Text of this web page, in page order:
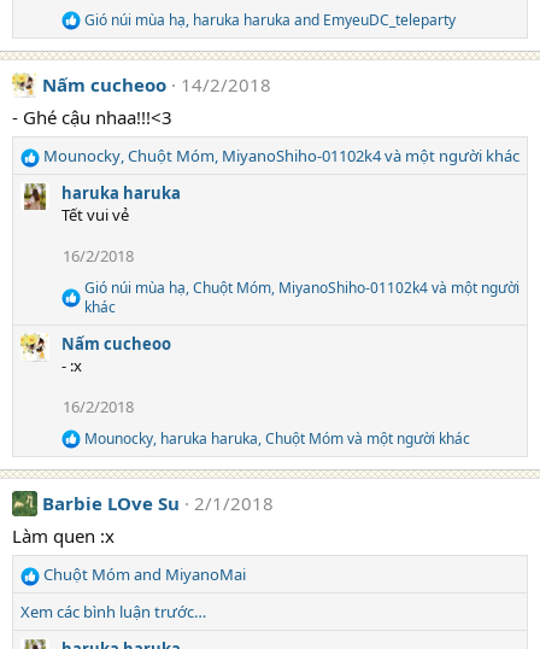
o
n
s
R
e
a
c
i
n
s
:
Gió núi mùa hạ, haruka haruka and EmyeuDC_teleparty
Nấm cucheoo
14/2/2018
- Ghé cậu nhaa!!!<3
R
e
a
s
:
Mounocky,Chuột Móm, MiyanoShiho-01102k4và một người khác
haruka haruka
Tết vui vẻ
16/2/2018
R
a
c
n
s
:
Gió núi mùa hạ,Chuột Móm, MiyanoShiho-01102k4và một người
khác
Nấm cucheoo
- :x
16/2/2018
R
e
a
c
i
n
:
Mounocky, haruka haruka,Chuột Mómvà một người khác
Barbie LOve Su
2/1/2018
Làm quen :x
R
e
Chuột Mómand MiyanoMai
Xem các bình luận trước…